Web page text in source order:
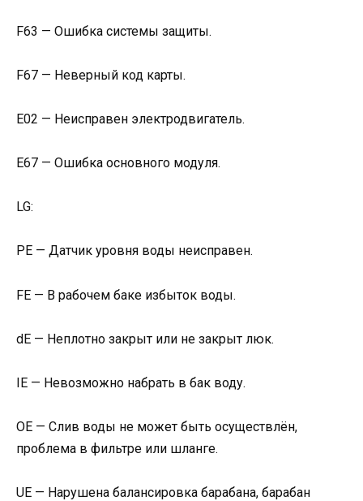
F63 — Ошибка системы защиты.
F67 — Неверный код карты.
Е02 — Неисправен электродвигатель.
Е67 — Ошибка основного модуля.
LG:
РЕ — Датчик уровня воды неисправен.
FE — В рабочем баке избыток воды.
dE — Неплотно закрыт или не закрыт люк.
IE — Невозможно набрать в бак воду.
OE — Слив воды не может быть осуществлён,
проблема в фильтре или шланге.
UE — Нарушена балансировка барабана, барабан